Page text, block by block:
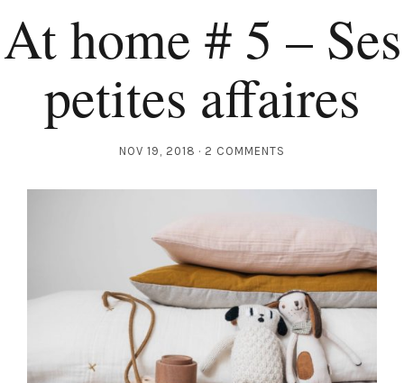
At home # 5 – Ses
petites affaires
NOV 19, 2018 2 COMMENTS